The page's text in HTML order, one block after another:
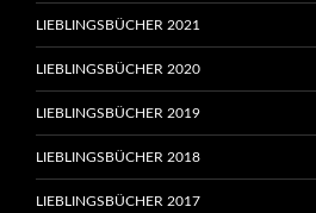
LIEBLINGSBÜCHER 2021
LIEBLINGSBÜCHER 2020
LIEBLINGSBÜCHER 2019
LIEBLINGSBÜCHER 2018
LIEBLINGSBÜCHER 2017